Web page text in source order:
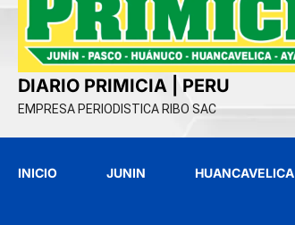
DIARIO PRIMICIA | PERU
EMPRESA PERIODISTICA RIBO SAC
INICIO JUNIN HUANCAVELICA